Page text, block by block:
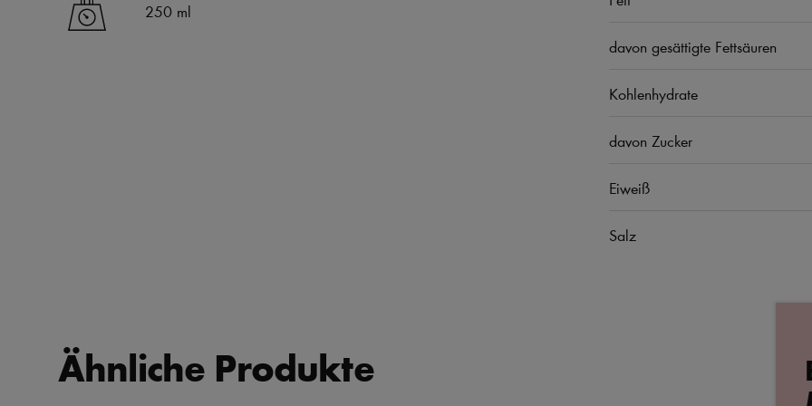
250 ml
davon gesättigte Fettsäuren
Kohlenhydrate
davon Zucker
Eiweiß
Salz
Ähnliche Produkte